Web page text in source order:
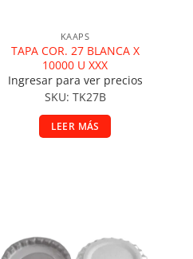
KAAPS
TAPA COR. 27 BLANCA X
10000 U XXX
Ingresar para ver precios
SKU: TK27B
LEER MÁS